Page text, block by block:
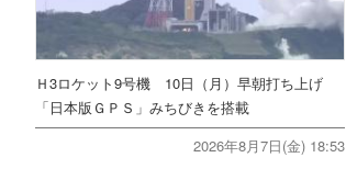
Ｈ3ロケット9号機 10日（月）早朝打ち上げ
「日本版ＧＰＳ」みちびきを搭載
2026年8月7日(金) 18:53